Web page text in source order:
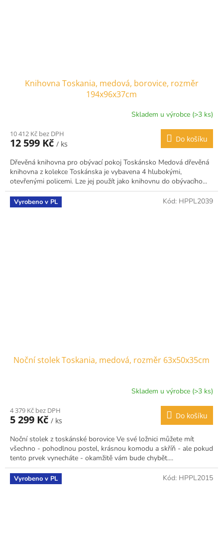
Knihovna Toskania, medová, borovice, rozměr
194x96x37cm
Skladem u výrobce (>3 ks)
10 412 Kč bez DPH
12 599 Kč / ks
Do košíku
Dřevěná knihovna pro obývací pokoj Toskánsko Medová dřevěná
knihovna z kolekce Toskánska je vybavena 4 hlubokými,
otevřenými policemi. Lze jej použít jako knihovnu do obývacího...
Vyrobeno v PL
Noční stolek Toskania, medová, rozměr 63x50x35cm
Skladem u výrobce (>3 ks)
4 379 Kč bez DPH
5 299 Kč / ks
Do košíku
Noční stolek z toskánské borovice Ve své ložnici můžete mít
všechno - pohodlnou postel, krásnou komodu a skříň - ale pokud
tento prvek vynecháte - okamžitě vám bude chybět....
Kód: HPPL2039
Vyrobeno v PL Kód: HPPL2015